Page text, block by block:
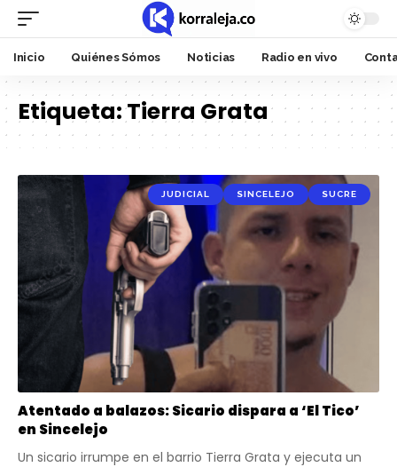
Inicio Quiénes Sómos Noticias Radio en vivo
Etiqueta:Tierra Grata
JUDICIAL SINCELEJO SUCRE
Atentado a balazos: Sicario dispara a ‘El Tico’
en Sincelejo
Un sicario irrumpe en el barrio Tierra Grata y ejecuta un